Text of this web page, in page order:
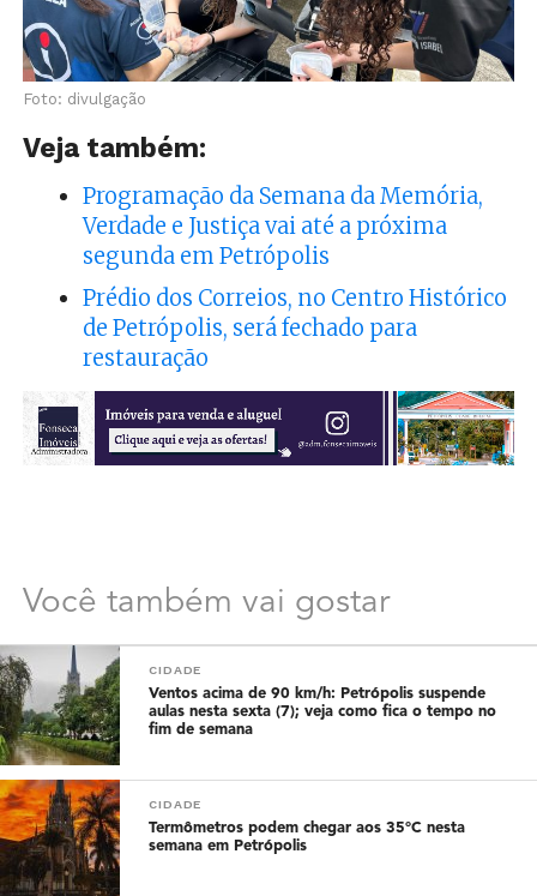
Foto: divulgação
Veja também:
Programação da Semana da Memória,
Verdade e Justiça vai até a próxima
segunda em Petrópolis
Prédio dos Correios, no Centro Histórico
de Petrópolis, será fechado para
restauração
Você também vai gostar
CIDADE
Ventos acima de 90 km/h: Petrópolis suspende
aulas nesta sexta (7); veja como fica o tempo no
fim de semana
CIDADE
Termômetros podem chegar aos 35°C nesta
semana em Petrópolis